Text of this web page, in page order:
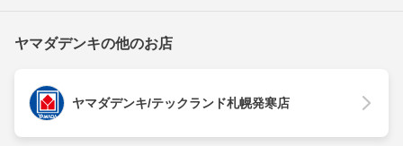
ヤマダデンキの他のお店
ヤマダデンキ/テックランド札幌発寒店